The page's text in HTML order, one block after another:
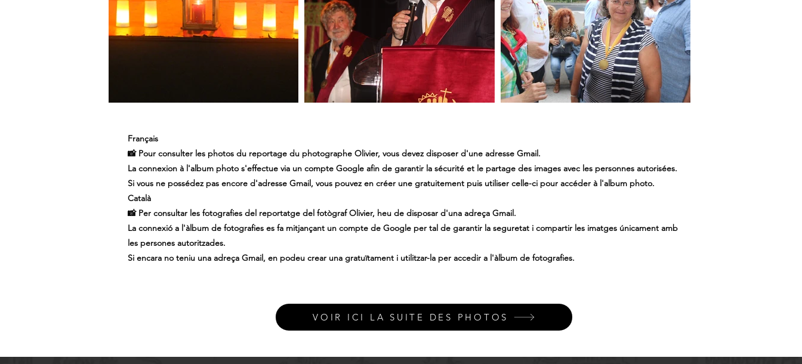
Français
📸 Pour consulter les photos du reportage du photographe Olivier, vous devez disposer d'une adresse Gmail.
La connexion à l'album photo s'effectue via un compte Google afin de garantir la sécurité et le partage des images avec les personnes autorisées.
Si vous ne possédez pas encore d'adresse Gmail, vous pouvez en créer une gratuitement puis utiliser celle-ci pour accéder à l'album photo.
Català
📸 Per consultar les fotografies del reportatge del fotògraf Olivier, heu de disposar d'una adreça Gmail.
La connexió a l'àlbum de fotografies es fa mitjançant un compte de Google per tal de garantir la seguretat i compartir les imatges únicament amb
les persones autoritzades.
Si encara no teniu una adreça Gmail, en podeu crear una gratuïtament i utilitzar-la per accedir a l'àlbum de fotografies.
VOIR ICI LA SUITE DES PHOTOS